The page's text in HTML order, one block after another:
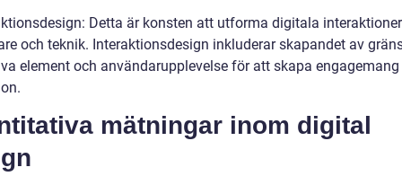
Detta är konsten att utforma digitala
och teknik. Interaktionsdesign inkluderar skapandet av
element och användarupplevelse för att skapa
mätningar inom digital